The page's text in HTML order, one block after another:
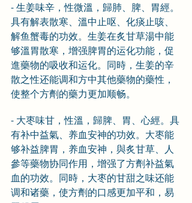
- 生姜味辛，性微溫，歸肺、脾、胃經。
具有解表散寒、溫中止呕、化痰止咳、
解鱼蟹毒的功效。生姜在炙甘草湯中能
够溫胃散寒，增强脾胃的运化功能，促
進藥物的吸收和运化。同時，生姜的辛
散之性还能调和方中其他藥物的藥性，
使整个方劑的藥力更加顺畅。
- 大枣味甘，性溫，歸脾、胃、心經。具
有补中益氣、养血安神的功效。大枣能
够补益脾胃，养血安神，與炙甘草、人
參等藥物协同作用，增强了方劑补益氣
血的功效。同時，大枣的甘甜之味还能
调和诸藥，使方劑的口感更加平和，易